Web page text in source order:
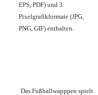
EPS, PDF) und 3
Pixelgrafikformate (JPG,
PNG, GIF) enthalten.
Das Fußballwapppen spielt